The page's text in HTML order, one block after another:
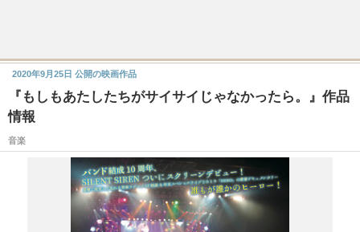
『もしもあたしたちがサイサイじゃなかったら。』作品
情報
音楽
2020年9月25日 公開の映画作品